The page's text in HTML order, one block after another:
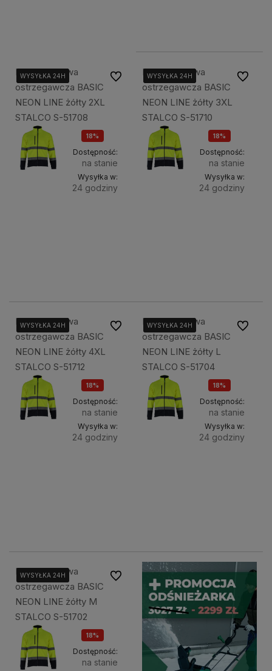
Bluza polarowa
ostrzegawcza BASIC
NEON LINE żółty 2XL
STALCO S-51708
18%
OKAZJA
WYSYŁKA 24H
WYSYŁKA 24H
WYSYŁKA 24H
Dostępność:
na stanie
Wysyłka w:
24 godziny
Do ulubionychBluza polarowa
ostrzegawcza BASIC
NEON LINE żółty 3XL
STALCO S-51710
18%
OKAZJA
WYSYŁKA 24H
WYSYŁKA 24H
WYSYŁKA 24H
Dostępność:
na stanie
Wysyłka w:
24 godziny
Do
Bluza polarowa
ostrzegawcza BASIC
NEON LINE żółty 4XL
STALCO S-51712
18%
OKAZJA
WYSYŁKA 24H
WYSYŁKA 24H
WYSYŁKA 24H
Dostępność:
na stanie
Wysyłka w:
24 godziny
Do ulubionychBluza polarowa
ostrzegawcza BASIC
NEON LINE żółty L
STALCO S-51704
18%
OKAZJA
WYSYŁKA 24H
WYSYŁKA 24H
WYSYŁKA 24H
Dostępność:
na stanie
Wysyłka w:
24 godziny
Do
Bluza polarowa
ostrzegawcza BASIC
NEON LINE żółty M
STALCO S-51702
18%
OKAZJA
WYSYŁKA 24H
WYSYŁKA 24H
WYSYŁKA 24H
Dostępność:
na stanie
Do ulubionych